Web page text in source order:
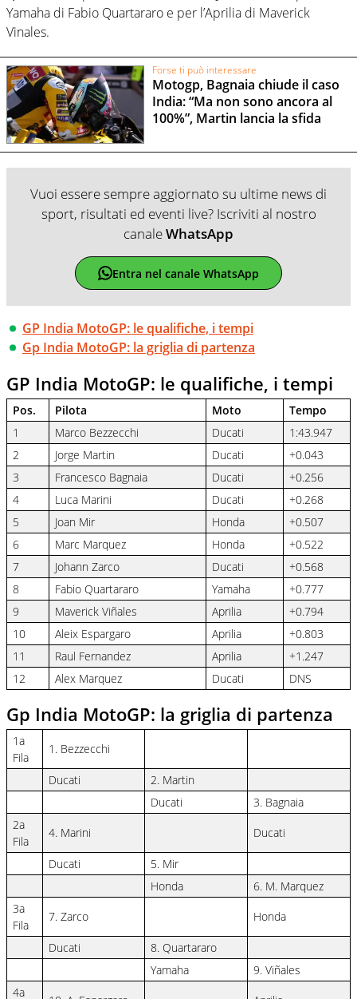
Yamaha di Fabio Quartararo e per l’Aprilia di Maverick
Vinales.
Forse ti può interessare
Motogp, Bagnaia chiude il caso
India: “Ma non sono ancora al
100%”, Martin lancia la sfida
Vuoi essere sempre aggiornato su ultime news di
sport, risultati ed eventi live? Iscriviti al nostro
canaleWhatsApp
Entra nel canale WhatsApp
GP India MotoGP: le qualifiche, i tempi
Gp India MotoGP: la griglia di partenza
GP India MotoGP: le qualifiche, i tempi
Pos. Pilota Moto
Tempo
1
Marco Bezzecchi Ducati
1:43.947
2
Jorge Martin Ducati
+0.043
3
Francesco Bagnaia Ducati
+0.256
4
Luca Marini Ducati
+0.268
5
Joan Mir Honda
+0.507
6
Marc Marquez Honda
+0.522
7
Johann Zarco Ducati
+0.568
8
Fabio Quartararo Yamaha
+0.777
9
Maverick Viñales Aprilia
+0.794
10
Aleix Espargaro Aprilia
+0.803
11
Raul Fernandez Aprilia
+1.247
12
Alex Marquez Ducati DNS
Gp India MotoGP: la griglia di partenza
1a
Fila
1. Bezzecchi
Ducati
2. Martin
Ducati
3. Bagnaia
2a
Fila
4. Marini Ducati
Ducati
5. Mir
Honda
6. M. Marquez
3a
Fila
7. Zarco Honda
Ducati
8. Quartararo
Yamaha
9. Viñales
4a